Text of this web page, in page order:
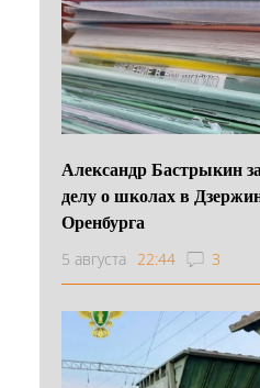
Александр Бастрыкин
делу о школах в
Оренбурга
5 августа 22:44 3